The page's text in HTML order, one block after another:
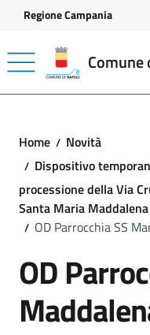
Vai ai contenuti
Vai al footer
Regione Campania
Comune
Home
Novità
Dispositivo
processione della Via
Santa Maria
OD Parrocchia SS
OD